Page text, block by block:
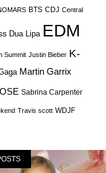
BTS CDJ Central
Dua Lipa EDM
Summit Justin Bieber K-
Martin Garrix
Sabrina Carpenter
Travis scott WDJF